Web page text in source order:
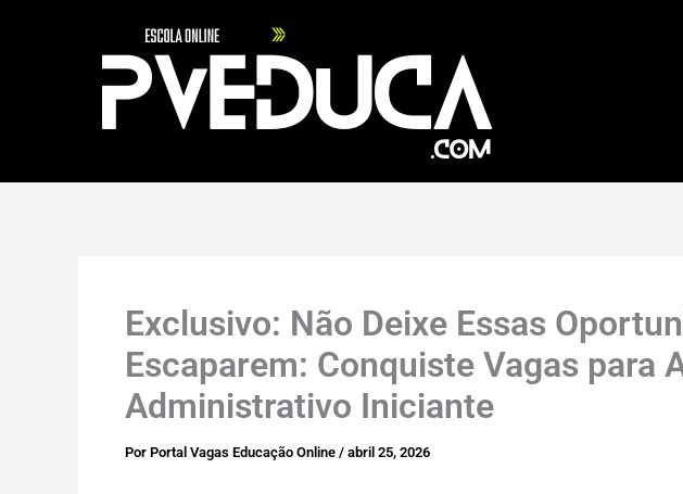
Exclusivo: Não Deixe Essas
Escaparem: Conquiste Vagas para
Administrativo Iniciante
Por Portal Vagas Educação Online / abril 25, 2026